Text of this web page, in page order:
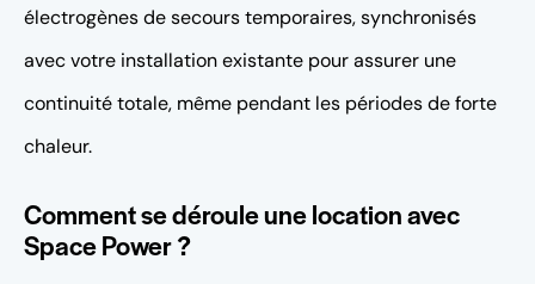
électrogènes de secours temporaires, synchronisés
avec votre installation existante pour assurer une
continuité totale, même pendant les périodes de forte
chaleur.
Comment se déroule une location avec
Space Power ?